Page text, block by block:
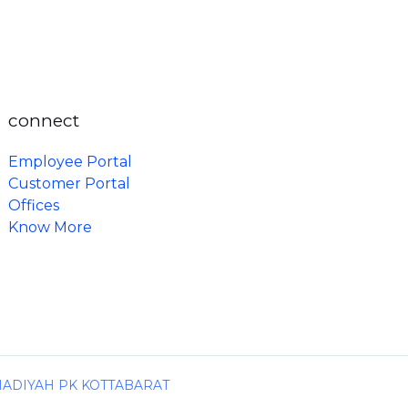
connect
Employee Portal
Customer Portal
Offices
Know More
PK KOTTABARAT